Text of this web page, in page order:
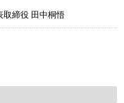
取締役 田中桐悟